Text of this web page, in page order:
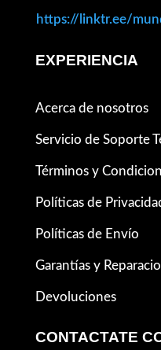
https://linktr.ee/
EXPERIENCIA
Acerca de nosotros
Servicio de Soporte
Términos y
Políticas de
Políticas de Envío
Garantías y
Devoluciones
CONTACTATE